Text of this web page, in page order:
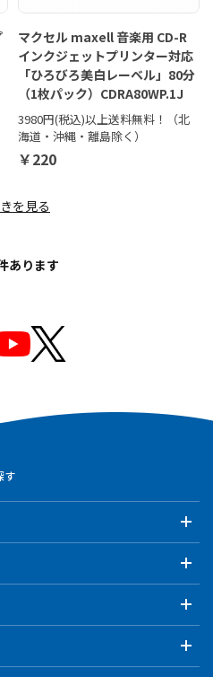
マクセル maxell 音楽用 CD-R
インクジェットプリンター対応
「ひろびろ美白レーベル」80分
（1枚パック）CDRA80WP.1J
3980円(税込)以上送料無料！（北
海道・沖縄・離島除く）
￥220
を見る
あります
す